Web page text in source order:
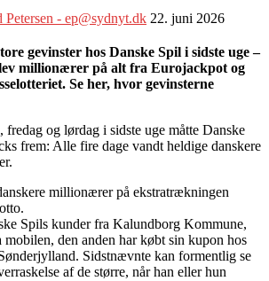
- ep@sydnyt.dk 22. juni 2026
gevinster hos Danske Spil i sidste uge –
millionærer på alt fra Eurojackpot og
Se her, hvor gevinsterne
fredag og lørdag i sidste uge måtte Danske
frem: Alle fire dage vandt heldige danskere
millionærer på ekstratrækningen
Spils kunder fra Kalundborg Kommune,
mobilen, den anden har købt sin kupon hos
Sidstnævnte kan formentlig se
af de større, når han eller hun